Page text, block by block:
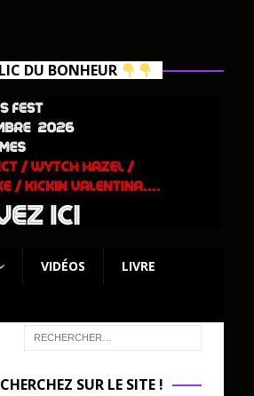
DU BONHEUR
VIDÉOS LIVRE
SUR LE SITE !